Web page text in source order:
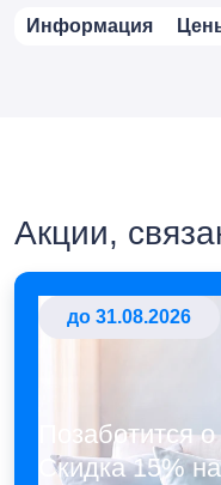
Информация
Акции,
до 31.08.2026
Позаботится
Скидка 15%